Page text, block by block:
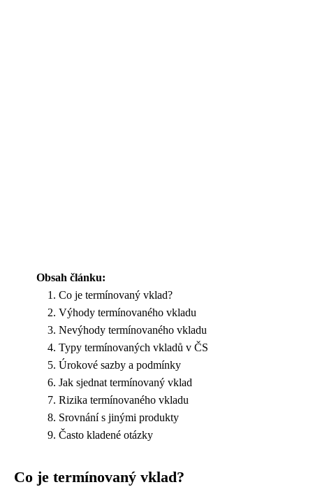
Obsah článku:
Co je termínovaný vklad?
Výhody termínovaného vkladu
Nevýhody termínovaného vkladu
Typy termínovaných vkladů v ČS
Úrokové sazby a podmínky
Jak sjednat termínovaný vklad
Rizika termínovaného vkladu
Srovnání s jinými produkty
Často kladené otázky
Co je termínovaný vklad?